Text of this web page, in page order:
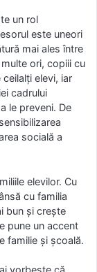
un rol
este uneori
mai ales între
ori, copiii cu
elevi, iar
cadrului
le preveni. De
socială a
elevilor. Cu
cu familia
bun și crește
pune un accent
familie și școală.